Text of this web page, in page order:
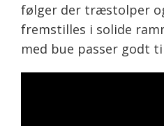
følger der træstolper
fremstilles i solide
med bue passer godt